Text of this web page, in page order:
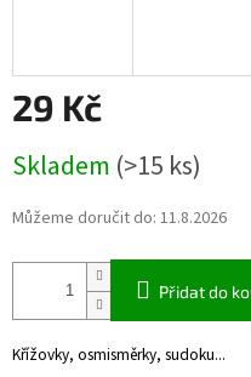
29 Kč
cena:
Skladem (>15 ks)
Můžeme doručit do: 11.8.2026
Přidat do
Křížovky, osmisměrky, sudoku...